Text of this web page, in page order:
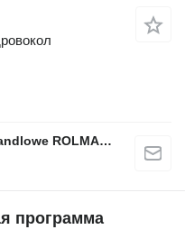
Przedsiębiorstwo Produkcyjno-Handlowe ROLMAPOL Marcin Dziekan
программа